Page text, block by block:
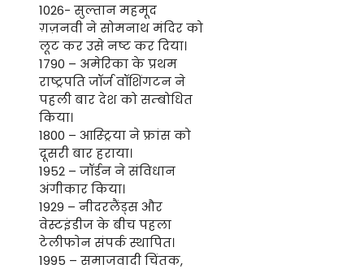
1026- सुल्तान महमूद
ग़ज़नवी ने सोमनाथ मंदिर को
लूट कर उसे नष्ट कर दिया।
1790 – अमेरिका के प्रथम
राष्ट्रपति जॉर्ज वॉशिंगटन ने
पहली बार देश को सम्बोधित
किया।
1800 – आस्ट्रिया ने फ्रांस को
दूसरी बार हराया।
1952 – जॉर्डन ने संविधान
अंगीकार किया।
1929 – नीदरलैंड्स और
वेस्टइंडीज के बीच पहला
टेलीफाेन संपर्क स्थापित।
1995 – समाजवादी चिंतक,